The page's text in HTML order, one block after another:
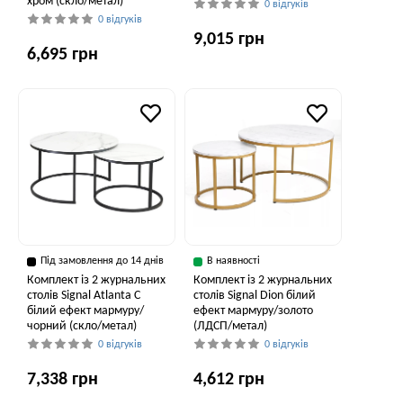
0 відгуків
6,695 грн
0 відгуків
9,015 грн
Під замовлення до 14 днів
Комплект із 2 журнальних
столів Signal Atlanta C
білий ефект мармуру/
чорний (скло/метал)
0 відгуків
7,338 грн
В наявності
Комплект із 2 журнальних
столів Signal Dion білий
ефект мармуру/золото
(ЛДСП/метал)
0 відгуків
4,612 грн